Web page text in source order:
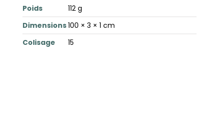
Poids
112 g
Dimensions100 × 3 × 1 cm
Colisage
15